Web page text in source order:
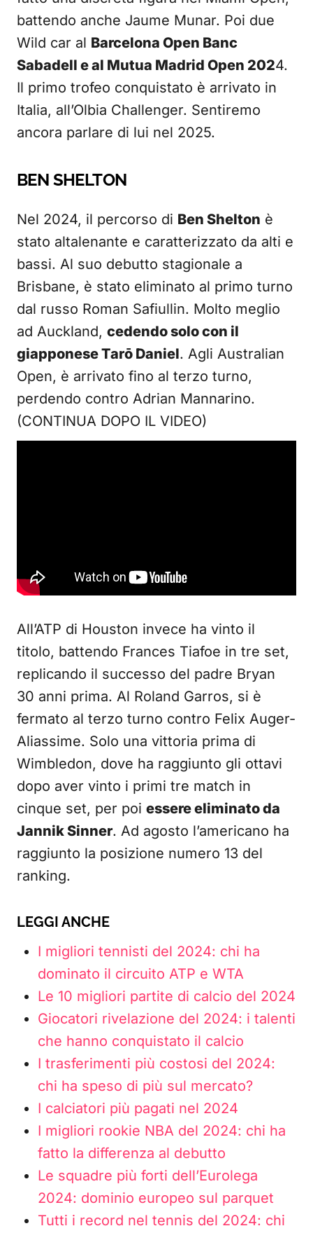
battendo anche Jaume Munar. Poi due
Wild car al Barcelona Open Banc
Sabadell e al Mutua Madrid Open 2024.
Il primo trofeo conquistato è arrivato in
Italia, all’Olbia Challenger. Sentiremo
ancora parlare di lui nel 2025.
BEN SHELTON
Nel 2024, il percorso di Ben Shelton è
stato altalenante e caratterizzato da alti e
bassi. Al suo debutto stagionale a
Brisbane, è stato eliminato al primo turno
dal russo Roman Safiullin. Molto meglio
ad Auckland, cedendo solo con il
giapponese Tarō Daniel. Agli Australian
Open, è arrivato fino al terzo turno,
perdendo contro Adrian Mannarino.
(CONTINUA DOPO IL VIDEO)
All’ATP di Houston invece ha vinto il
titolo, battendo Frances Tiafoe in tre set,
replicando il successo del padre Bryan
30 anni prima. Al Roland Garros, si è
fermato al terzo turno contro Felix Auger-
Aliassime. Solo una vittoria prima di
Wimbledon, dove ha raggiunto gli ottavi
dopo aver vinto i primi tre match in
cinque set, per poi essere eliminato da
Jannik Sinner. Ad agosto l’americano ha
raggiunto la posizione numero 13 del
ranking.
LEGGI ANCHE
I migliori tennisti del 2024: chi ha
dominato il circuito ATP e WTA
Le 10 migliori partite di calcio del 2024
Giocatori rivelazione del 2024: i talenti
che hanno conquistato il calcio
I trasferimenti più costosi del 2024:
chi ha speso di più sul mercato?
I calciatori più pagati nel 2024
I migliori rookie NBA del 2024: chi ha
fatto la differenza al debutto
Le squadre più forti dell’Eurolega
2024: dominio europeo sul parquet
Tutti i record nel tennis del 2024: chi